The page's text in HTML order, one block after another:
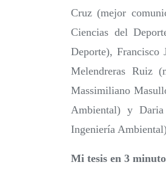
Cruz (mejor
Ciencias del
Deporte), Francisco
Melendreras Ruiz
Massimiliano
Ambiental) y
Ingeniería
Mi tesis en 3